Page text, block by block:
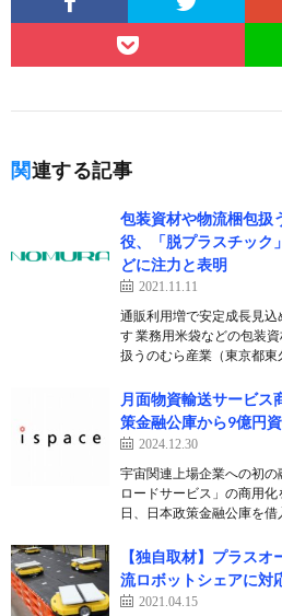
関連する記事
包装資材や物流梱包扱
役、「脱プラスチック
どに注力と表明
2021.11.11
通販利用増で安定成長見
す 業務用米袋などの包装
扱うのむら産業（東京都
月面物資輸送サービ
策金融公庫から9億円
2024.12.30
宇宙関連上場企業への初
ロードサービス」の商用
日、日本政策金融公庫を
【独自取材】プラス
流ロボットシェアに対
2021.04.15